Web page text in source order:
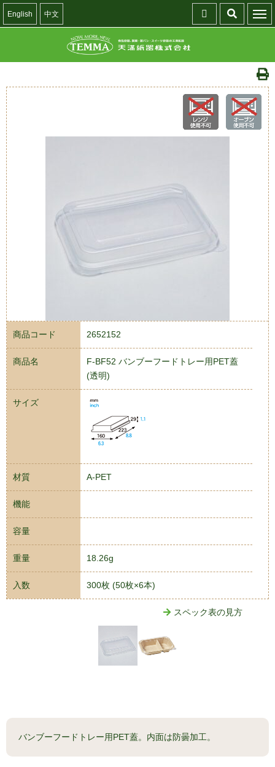
English 中文
商品コード 2652152
商品名
F-BF52 バンブーフードトレー用PET蓋
(透明)
サイズ
材質 A-PET
機能
容量
重量 18.26g
入数 300枚 (50枚×6本)
スペック表の見方
バンブーフードトレー用PET蓋。内面は防曇加工。